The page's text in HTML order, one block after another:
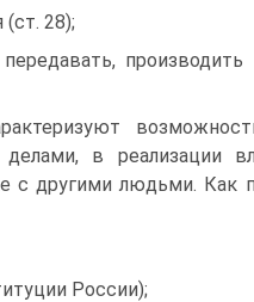
28);
в реализации
с другими людьми. Как
России);